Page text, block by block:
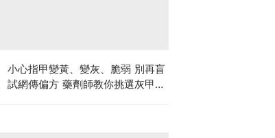
小心指甲變黃、變灰、脆弱 別再盲
試網傳偏方 藥劑師教你挑選灰甲產